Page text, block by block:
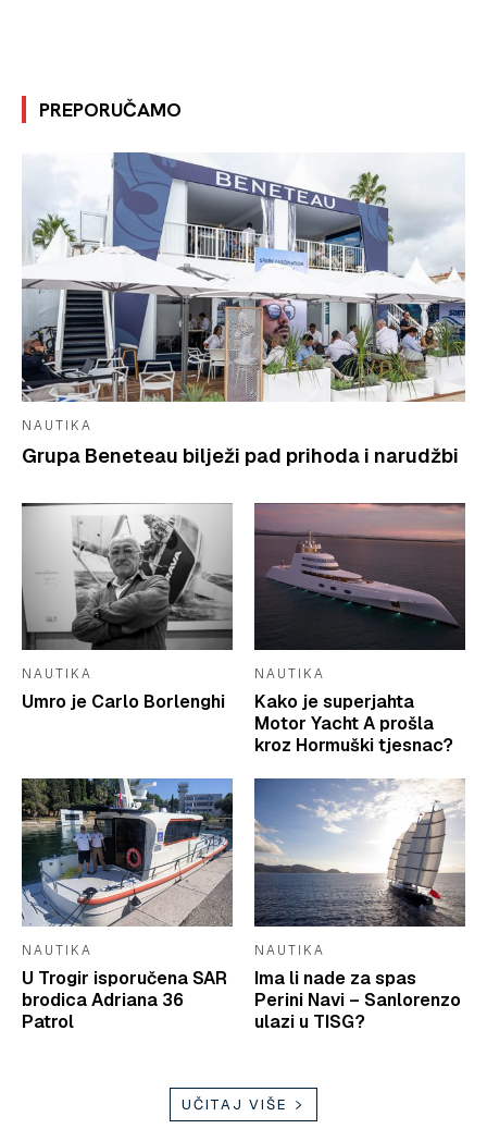
PREPORUČAMO
NAUTIKA
Grupa Beneteau bilježi pad prihoda i narudžbi
NAUTIKA
Umro je Carlo Borlenghi
NAUTIKA
Kako je superjahta
Motor Yacht A prošla
kroz Hormuški tjesnac?
NAUTIKA
U Trogir isporučena SAR
brodica Adriana 36
Patrol
NAUTIKA
Ima li nade za spas
Perini Navi – Sanlorenzo
ulazi u TISG?
UČITAJ VIŠE